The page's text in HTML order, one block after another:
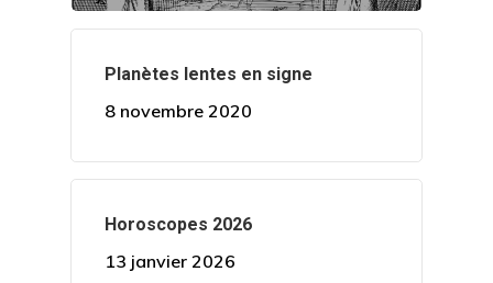
Planètes lentes en signe
8 novembre 2020
Horoscopes 2026
13 janvier 2026